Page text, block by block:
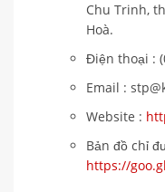
Chu Trinh,
Hoà.
Điện thoại :
Email :
Website :
Bản đồ chỉ
https://